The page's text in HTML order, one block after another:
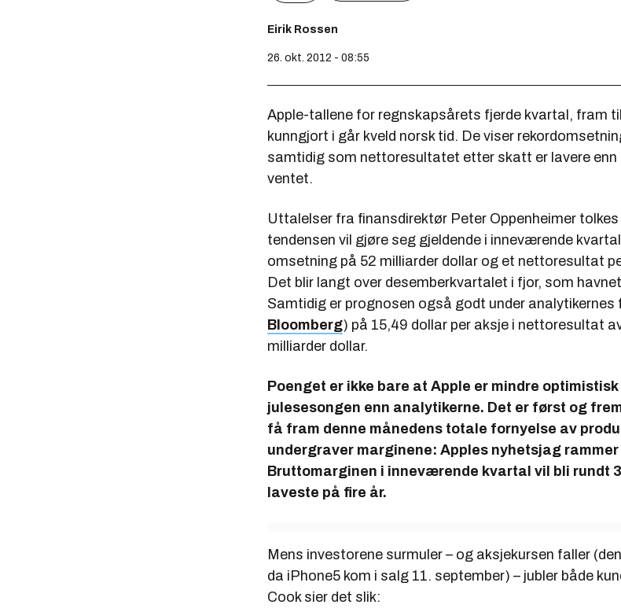
Eirik Rossen
26. okt. 2012 - 08:55
Apple-tallene for regnskapsårets fjerde kvartal, fram
kunngjort i går kveld norsk tid. De viser
samtidig som nettoresultatet etter skatt er lavere enn
ventet.
Uttalelser fra finansdirektør Peter Oppenheimer
tendensen vil gjøre seg gjeldende i inneværende
omsetning på 52 milliarder dollar og et nettoresultat
Det blir langt over desemberkvartalet i fjor, som
Samtidig er prognosen også godt under analytikernes
Bloomberg) på 15,49 dollar per aksje i nettoresultat
milliarder dollar.
Poenget er ikke bare at Apple er mindre
julesesongen enn analytikerne. Det er først og
få fram denne månedens totale fornyelse av
undergraver marginene: Apples nyhetsjag
Bruttomarginen i inneværende kvartal vil bli rundt
laveste på fire år.
Mens investorene surmuler – og aksjekursen faller
da iPhone5 kom i salg 11. september) – jubler både
Cook sier det slik: